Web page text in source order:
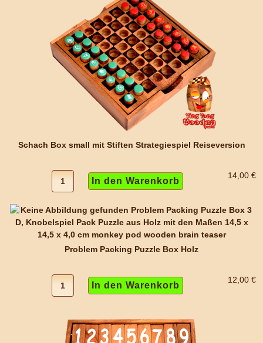
Schach Box small mit Stiften Strategiespiel Reiseversion
14,00 €
Problem Packing Puzzle Box Holz
12,00 €